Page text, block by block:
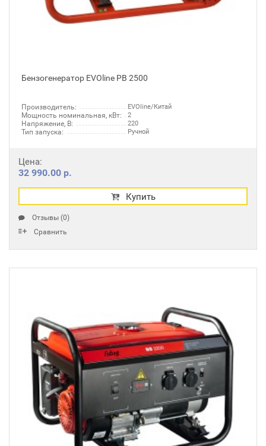
Бензогенератор EVOline PB 2500
Производитель: EVOline/Китай
Мощность номинальная, кВт: 2
Напряжение, В: 220
Тип запуска: Ручной
Цена:
32 990.00 р.
Купить
Отзывы (0)
Сравнить